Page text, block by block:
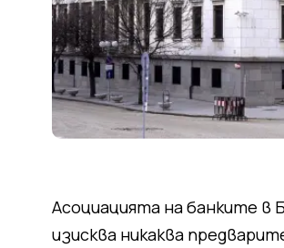
Асоциацията на банките в
изисква никаква